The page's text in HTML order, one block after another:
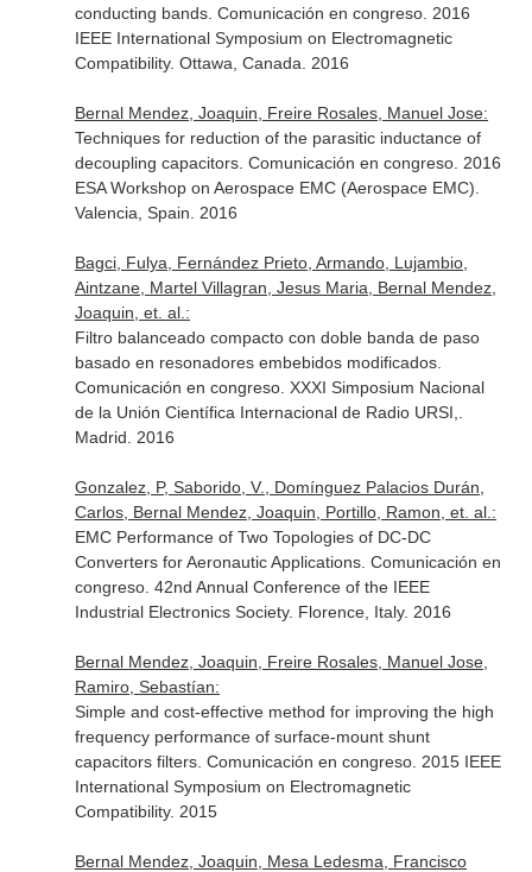
conducting bands. Comunicación en congreso. 2016
IEEE International Symposium on Electromagnetic
Compatibility. Ottawa, Canada. 2016
Bernal Mendez, Joaquin, Freire Rosales, Manuel Jose:
Techniques for reduction of the parasitic inductance of
decoupling capacitors. Comunicación en congreso. 2016
ESA Workshop on Aerospace EMC (Aerospace EMC).
Valencia, Spain. 2016
Bagci, Fulya, Fernández Prieto, Armando, Lujambio,
Aintzane, Martel Villagran, Jesus Maria, Bernal Mendez,
Joaquin, et. al.:
Filtro balanceado compacto con doble banda de paso
basado en resonadores embebidos modificados.
Comunicación en congreso. XXXI Simposium Nacional
de la Unión Científica Internacional de Radio URSI,.
Madrid. 2016
Gonzalez, P, Saborido, V., Domínguez Palacios Durán,
Carlos, Bernal Mendez, Joaquin, Portillo, Ramon, et. al.:
EMC Performance of Two Topologies of DC-DC
Converters for Aeronautic Applications. Comunicación en
congreso. 42nd Annual Conference of the IEEE
Industrial Electronics Society. Florence, Italy. 2016
Bernal Mendez, Joaquin, Freire Rosales, Manuel Jose,
Ramiro, Sebastían:
Simple and cost-effective method for improving the high
frequency performance of surface-mount shunt
capacitors filters. Comunicación en congreso. 2015 IEEE
International Symposium on Electromagnetic
Compatibility. 2015
Bernal Mendez, Joaquin, Mesa Ledesma, Francisco